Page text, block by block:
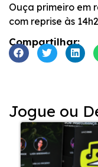
Ouça primeiro em
com reprise às
Compartilhar:
Jogue ou